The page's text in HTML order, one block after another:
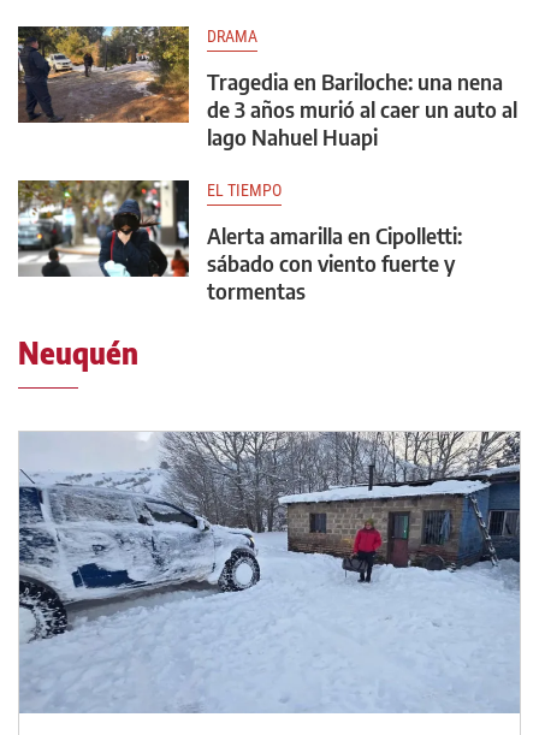
DRAMA
Tragedia en Bariloche: una nena
de 3 años murió al caer un auto al
lago Nahuel Huapi
EL TIEMPO
Alerta amarilla en Cipolletti:
sábado con viento fuerte y
tormentas
Neuquén